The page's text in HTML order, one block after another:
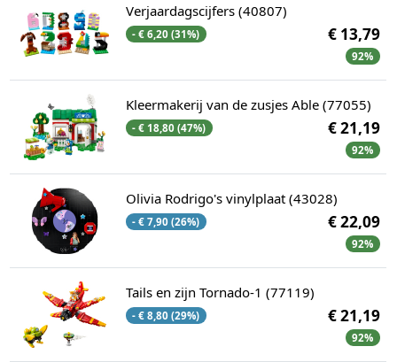
Verjaardagscijfers (40807)
- € 6,20 (31%) € 13,79
92%
Kleermakerij van de zusjes Able (77055)
- € 18,80 (47%) € 21,19
92%
Olivia Rodrigo's vinylplaat (43028)
- € 7,90 (26%) € 22,09
92%
Tails en zijn Tornado-1 (77119)
- € 8,80 (29%) € 21,19
92%